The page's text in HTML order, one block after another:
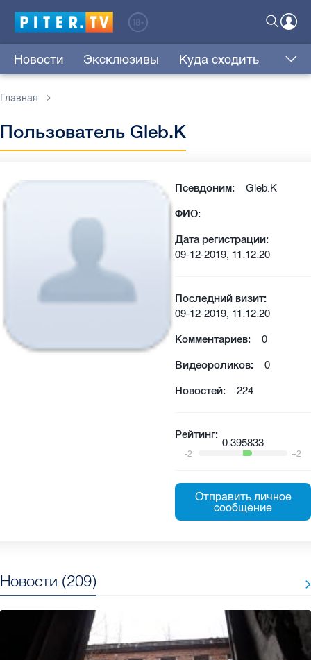
Новости Эксклюзивы Куда сходить
Главная
Пользователь Gleb.K
Псевдоним: Gleb.K
ФИО:
Дата регистрации:
09-12-2019, 11:12:20
Последний визит:
09-12-2019, 11:12:20
Комментариев: 0
Видеороликов: 0
Новостей: 224
Рейтинг:
0.395833
-2 +2
Отправить личное
сообщение
Новости (209)